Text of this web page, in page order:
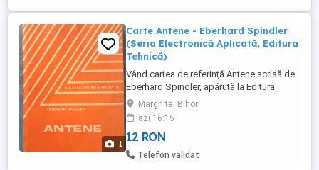
1
Carte Antene - Eberhard Spindler
(Seria Electronică Aplicată, Editura
Tehnică)
Vând cartea de referință Antene scrisă de
Eberhard Spindler, apărută la Editura
Tehnică în cadrul cunoscutei colecții Seria
Electronică Aplicată . Este un ghid practic
și teoretic excelent pentru radioamatori și
pasionații de radiotehnică (calculul și
construcția antenelor FIF UIF). Cartea a
Marghita, Bihor
azi 16:15
12 RON
Telefon validat